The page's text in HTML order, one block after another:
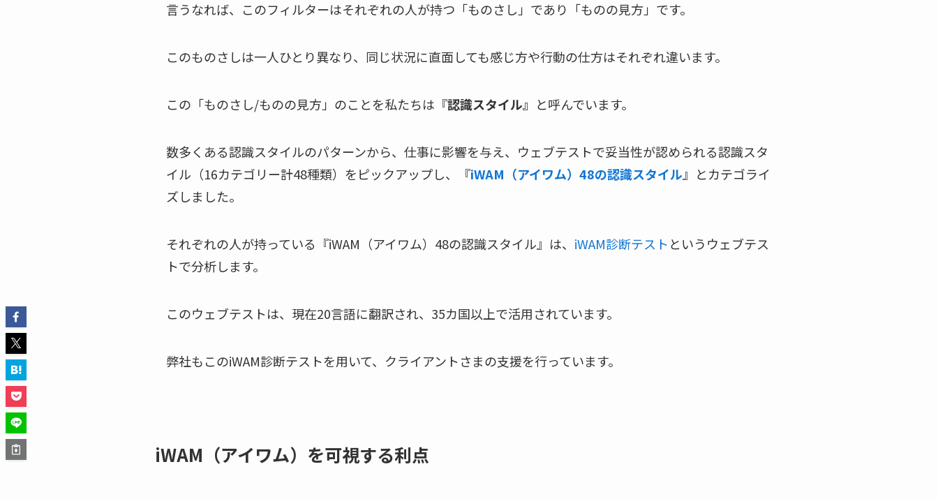
言うなれば、このフィルターはそれぞれの人が持つ「ものさし」であり「ものの見方」です。
このものさしは一人ひとり異なり、同じ状況に直面しても感じ方や行動の仕方はそれぞれ違います。
この「ものさし/ものの見方」のことを私たちは『認識スタイル』 と呼んでいます。
数多くある認識スタイルのパターンから、仕事に影響を与え、ウェブテストで妥当性が認められる認識スタ
イル（16カテゴリー計48種類）をピックアップし、『iWAM（アイワム）48の認識スタイル』とカテゴライ
ズしました。
それぞれの人が持っている『iWAM（アイワム）48の認識スタイル』は、 iWAM診断テストというウェブテス
トで分析します。
このウェブテストは、現在20言語に翻訳され、35カ国以上で活用されています。
弊社もこのiWAM診断テストを用いて、クライアントさまの支援を行っています。
iWAM（アイワム）を可視する利点